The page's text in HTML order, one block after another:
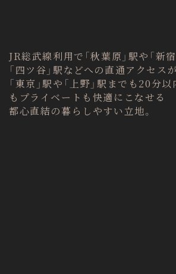
JR総武線利用で「秋葉原」駅や「新宿
「四ツ谷」駅などへの直通アクセス
「東京」駅や「上野」駅までも20分
もプライベートも快適にこなせる
都心直結の暮らしやすい立地。